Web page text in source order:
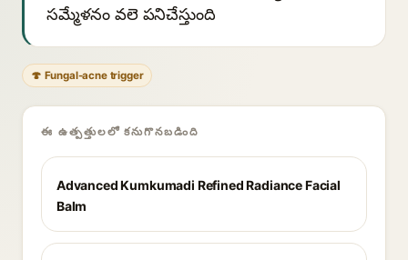
సమ్మేళనం వలె పనిచేస్తుంది
🍄 Fungal-acne trigger
ఈ ఉత్పత్తులలో కనుగొనబడింది
Advanced Kumkumadi Refined Radiance Facial
Balm